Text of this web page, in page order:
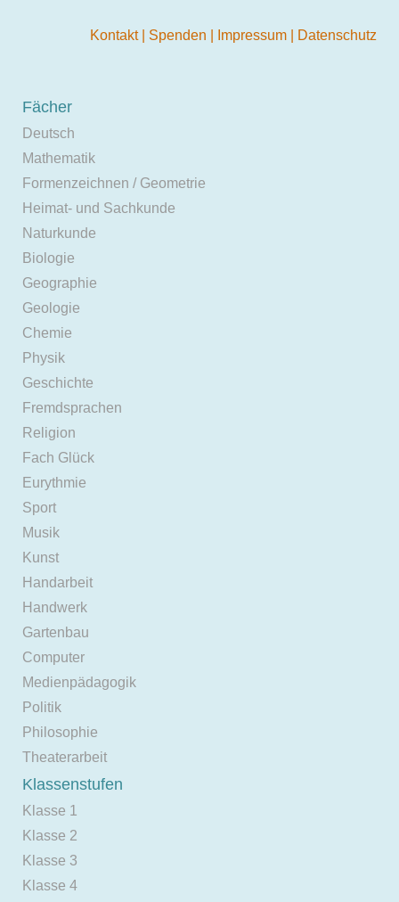
Kontakt Spenden Impressum Datenschutz
Fächer
Deutsch
Mathematik
Formenzeichnen / Geometrie
Heimat- und Sachkunde
Naturkunde
Biologie
Geographie
Geologie
Chemie
Physik
Geschichte
Fremdsprachen
Religion
Fach Glück
Eurythmie
Sport
Musik
Kunst
Handarbeit
Handwerk
Gartenbau
Computer
Medienpädagogik
Politik
Philosophie
Theaterarbeit
Klassenstufen
Klasse 1
Klasse 2
Klasse 3
Klasse 4